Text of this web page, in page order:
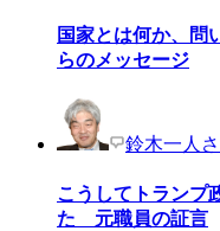
国家とは何か、
らのメッセージ
鈴木一人
こうしてトランプ
た 元職員の証言